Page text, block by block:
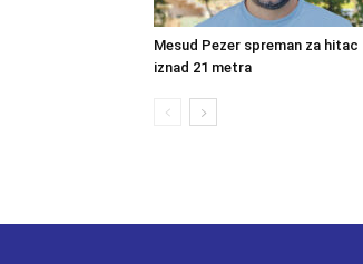
Mesud Pezer spreman za hitac
iznad 21 metra